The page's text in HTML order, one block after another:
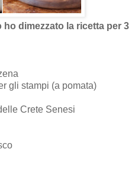
ho dimezzato la ricetta per 3
gli stampi (a pomata)
Crete Senesi